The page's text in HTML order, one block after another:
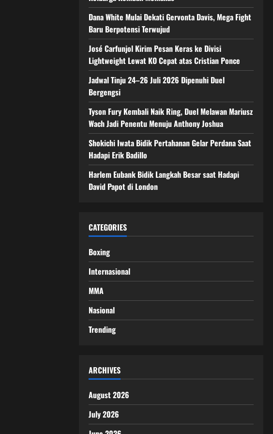
Dana White Mulai Dekati Gervonta Davis, Mega Fight
Baru Berpotensi Terwujud
José Carfunjol Kirim Pesan Keras ke Divisi
Lightweight Lewat KO Cepat atas Cristian Ponce
Jadwal Tinju 24–26 Juli 2026 Dipenuhi Duel
Bergengsi
Tyson Fury Kembali Naik Ring, Duel Melawan Mariusz
Wach Jadi Penentu Menuju Anthony Joshua
Shokichi Iwata Bidik Pertahanan Gelar Perdana Saat
Hadapi Erik Badillo
Harlem Eubank Bidik Langkah Besar saat Hadapi
David Papot di London
CATEGORIES
Boxing
Internasional
MMA
Nasional
Trending
ARCHIVES
August 2026
July 2026